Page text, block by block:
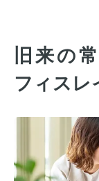
旧来の
フィスレ